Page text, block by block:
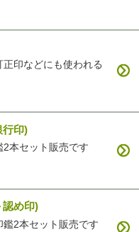
印などにも使われる
行印)
本セット販売です
認め印)
2本セット販売です